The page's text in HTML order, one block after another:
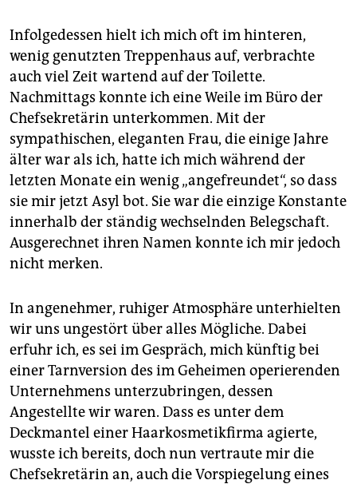
Infolgedessen hielt ich mich oft im hinteren,
wenig genutzten Treppenhaus auf, verbrachte
auch viel Zeit wartend auf der Toilette.
Nachmittags konnte ich eine Weile im Büro der
Chefsekretärin unterkommen. Mit der
sympathischen, eleganten Frau, die einige Jahre
älter war als ich, hatte ich mich während der
letzten Monate ein wenig „angefreundet“, so dass
sie mir jetzt Asyl bot. Sie war die einzige Konstante
innerhalb der ständig wechselnden Belegschaft.
Ausgerechnet ihren Namen konnte ich mir jedoch
nicht merken.
In angenehmer, ruhiger Atmosphäre unterhielten
wir uns ungestört über alles Mögliche. Dabei
erfuhr ich, es sei im Gespräch, mich künftig bei
einer Tarnversion des im Geheimen operierenden
Unternehmens unterzubringen, dessen
Angestellte wir waren. Dass es unter dem
Deckmantel einer Haarkosmetikfirma agierte,
wusste ich bereits, doch nun vertraute mir die
Chefsekretärin an, auch die Vorspiegelung eines